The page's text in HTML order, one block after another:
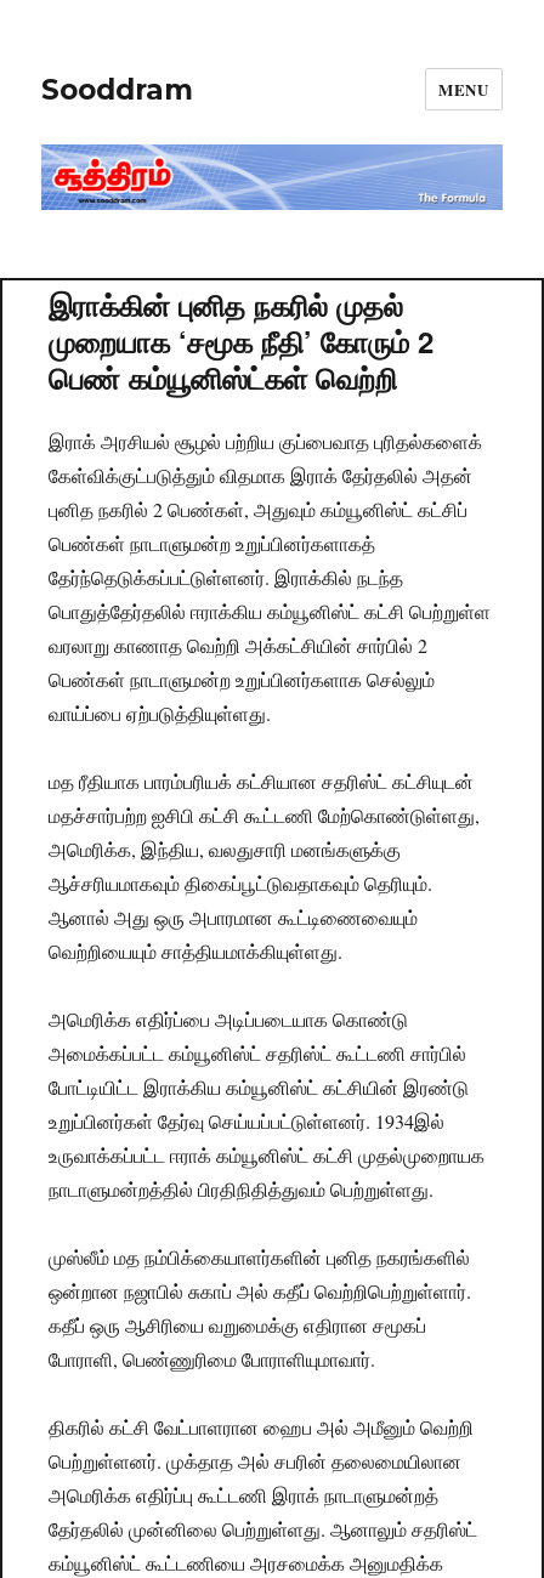
Sooddram MENU
இராக்கின் புனித நகரில் முதல்
முறையாக ‘சமூக நீதி’ கோரும் 2
பெண் கம்யூனிஸ்ட்கள் வெற்றி
இராக் அரசியல் சூழல் பற்றிய குப்பைவாத புரிதல்களைக்
கேள்விக்குட்படுத்தும் விதமாக இராக் தேர்தலில் அதன்
புனித நகரில் 2 பெண்கள், அதுவும் கம்யூனிஸ்ட் கட்சிப்
பெண்கள் நாடாளுமன்ற உறுப்பினர்களாகத்
தேர்ந்தெடுக்கப்பட்டுள்ளனர். இராக்கில் நடந்த
பொதுத்தேர்தலில் ஈராக்கிய கம்யூனிஸ்ட் கட்சி பெற்றுள்ள
வரலாறு காணாத வெற்றி அக்கட்சியின் சார்பில் 2
பெண்கள் நாடாளுமன்ற உறுப்பினர்களாக செல்லும்
வாய்ப்பை ஏற்படுத்தியுள்ளது.
மத ரீதியாக பாரம்பரியக் கட்சியான சதரிஸ்ட் கட்சியுடன்
மதச்சார்பற்ற ஐசிபி கட்சி கூட்டணி மேற்கொண்டுள்ளது,
அமெரிக்க, இந்திய, வலதுசாரி மனங்களுக்கு
ஆச்சரியமாகவும் திகைப்பூட்டுவதாகவும் தெரியும்.
ஆனால் அது ஒரு அபாரமான கூட்டிணைவையும்
வெற்றியையும் சாத்தியமாக்கியுள்ளது.
அமெரிக்க எதிர்ப்பை அடிப்படையாக கொண்டு
அமைக்கப்பட்ட கம்யூனிஸ்ட் சதரிஸ்ட் கூட்டணி சார்பில்
போட்டியிட்ட இராக்கிய கம்யூனிஸ்ட் கட்சியின் இரண்டு
உறுப்பினர்கள் தேர்வு செய்யப்பட்டுள்ளனர். 1934இல்
உருவாக்கப்பட்ட ஈராக் கம்யூனிஸ்ட் கட்சி முதல்முறைாயக
நாடாளுமன்றத்தில் பிரதிநிதித்துவம் பெற்றுள்ளது.
முஸ்லீம் மத நம்பிக்கையாளர்களின் புனித நகரங்களில்
ஒன்றான நஜாபில் சுகாப் அல் கதீப் வெற்றிபெற்றுள்ளார்.
கதீப் ஒரு ஆசிரியை வறுமைக்கு எதிரான சமூகப்
போராளி, பெண்ணுரிமை போராளியுமாவார்.
திகரில் கட்சி வேட்பாளரான ஹைப அல் அமீனும் வெற்றி
பெற்றுள்ளனர். முக்தாத அல் சபரின் தலைமையிலான
அமெரிக்க எதிர்ப்பு கூட்டணி இராக் நாடாளுமன்றத்
தேர்தலில் முன்னிலை பெற்றுள்ளது. ஆனாலும் சதரிஸ்ட்
கம்யூனிஸ்ட் கூட்டணியை அரசமைக்க அனுமதிக்க